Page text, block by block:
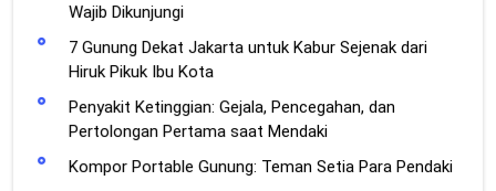
Wajib Dikunjungi
7 Gunung Dekat Jakarta untuk Kabur Sejenak dari
Hiruk Pikuk Ibu Kota
Penyakit Ketinggian: Gejala, Pencegahan, dan
Pertolongan Pertama saat Mendaki
Kompor Portable Gunung: Teman Setia Para Pendaki